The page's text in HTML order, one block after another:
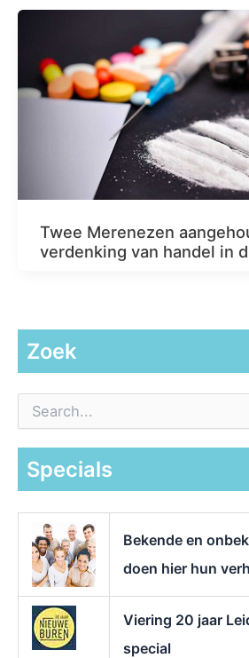
Twee Merenezen
verdenking van handel in
Zoek
a
Specials
Bekende en
doen hier hun
Viering 20 jaar
special